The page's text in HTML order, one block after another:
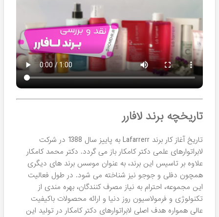
کرم ضد آفتاب لافارر SPF40
رنگ برنزه پوست خشک و
معمولی
۱,۱۸۹,۸۰۰ تومان ۲,۴۸۹,۸۰۰ تومان